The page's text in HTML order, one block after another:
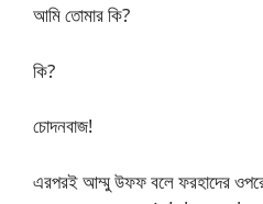
আমি তোমার কি?
কি?
চোদনবাজ!
এরপরই আম্মু উফফ বলে ফরহাদের